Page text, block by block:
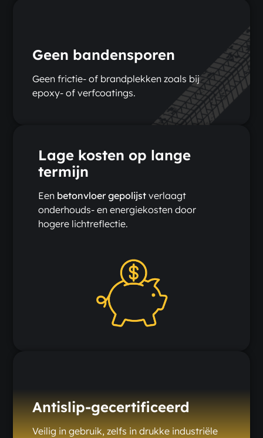
Geen bandensporen
Geen frictie- of brandplekken zoals bij
epoxy- of verfcoatings.
Lage kosten op lange
termijn
Een betonvloer gepolijstverlaagt
onderhouds- en energiekosten door
hogere lichtreflectie.
Antislip-gecertificeerd
Veilig in gebruik, zelfs in drukke industriële